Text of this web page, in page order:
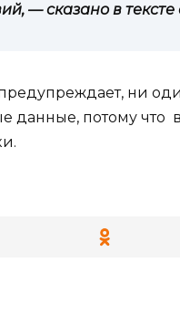
— сказано в
ни
данные, потому что